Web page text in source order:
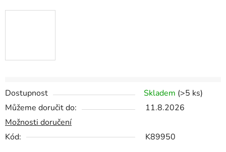
Dostupnost Skladem (>5 ks)
Můžeme doručit do:
11.8.2026
Možnosti doručení
Kód:
K89950